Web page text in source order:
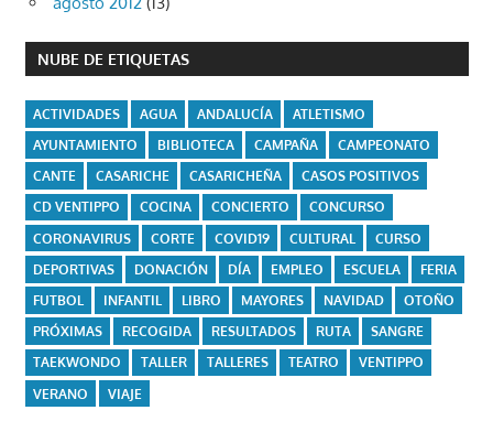
NUBE DE ETIQUETAS
ACTIVIDADES AGUA ANDALUCÍA
ATLETISMO
AYUNTAMIENTO
BIBLIOTECA CAMPAÑA
CAMPEONATO
CANTE
CASARICHE CASARICHEÑA
CASOS POSITIVOS
CD VENTIPPO
COCINA CONCIERTO
CONCURSO
CORONAVIRUS
CORTE COVID19 CULTURAL
CURSO
DEPORTIVAS
DONACIÓN DÍA EMPLEO ESCUELA
FERIA
FUTBOL
INFANTIL LIBRO MAYORES NAVIDAD
OTOÑO
PRÓXIMAS
RECOGIDA RESULTADOS RUTA
SANGRE
TAEKWONDO
TALLER TALLERES TEATRO
VENTIPPO
VERANO
VIAJE